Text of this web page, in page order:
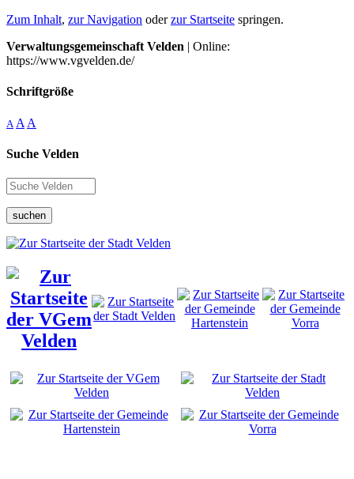
Zum Inhalt, zur Navigation oderzur Startseite springen.
Verwaltungsgemeinschaft Velden | Online:
https://www.vgvelden.de/
Schriftgröße
A A A
Suche Velden
suchen